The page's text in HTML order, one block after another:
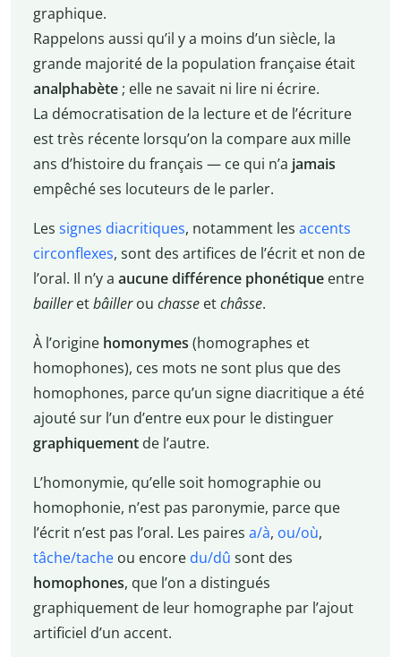
graphique.
Rappelons aussi qu’il y a moins d’un siècle, la
grande majorité de la population française était
analphabète; elle ne savait ni lire ni écrire.
La démocratisation de la lecture et de l’écriture
est très récente lorsqu’on la compare aux mille
ans d’histoire du français — ce qui n’a jamais
empêché ses locuteurs de le parler.
Les signes diacritiques, notamment les accents
circonflexes, sont des artifices de l’écrit et non de
l’oral. Il n’y a aucune différence phonétiqueentre
bailleretbâillerou chasseetchâsse.
À l’origine homonymes (homographes et
homophones), ces mots ne sont plus que des
homophones, parce qu’un signe diacritique a été
ajouté sur l’un d’entre eux pour le distinguer
graphiquementde l’autre.
L’homonymie, qu’elle soit homographie ou
homophonie, n’est pas paronymie, parce que
l’écrit n’est pas l’oral. Les paires a/à, ou/où,
tâche/tacheou encore du/dû sont des
homophones, que l’on a distingués
graphiquement de leur homographe par l’ajout
artificiel d’un accent.